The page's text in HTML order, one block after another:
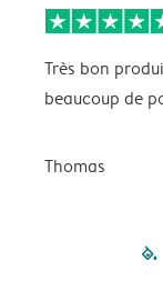
Très bon
beaucoup de
Thomas